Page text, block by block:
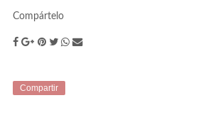
Compártelo
Compartir